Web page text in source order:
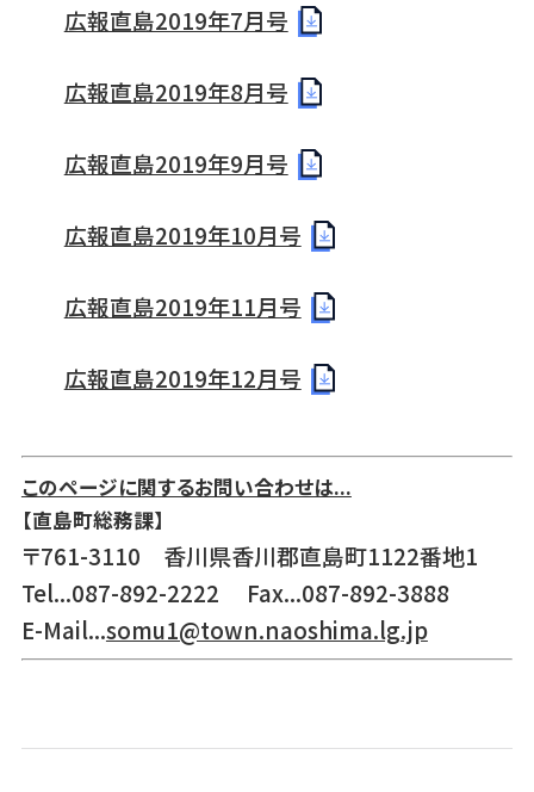
広報直島2019年7月号
広報直島2019年8月号
広報直島2019年9月号
広報直島2019年10月号
広報直島2019年11月号
広報直島2019年12月号
このページに関するお問い合わせは...
【直島町総務課】
〒761-3110 香川県香川郡直島町1122番地1
Tel...087-892-2222 Fax...087-892-3888
E-Mail...somu1@town.naoshima.lg.jp